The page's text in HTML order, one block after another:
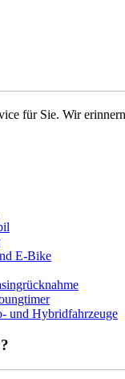
für Sie. Wir
E-Bike
und Hybridfahrzeuge